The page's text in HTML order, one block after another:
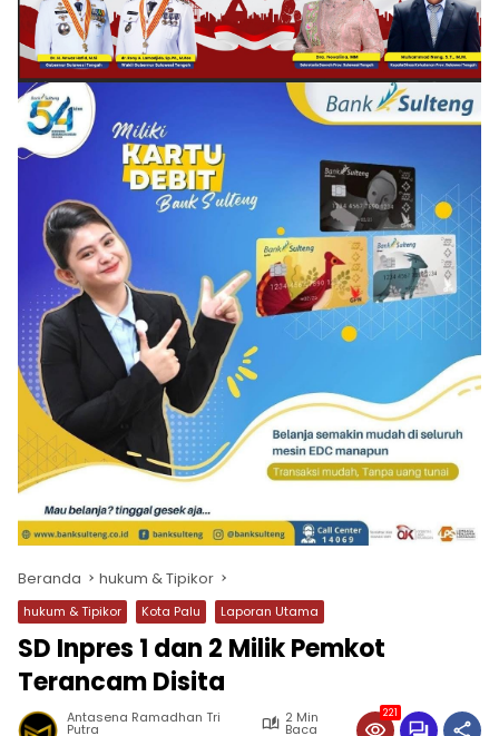
Beranda hukum & Tipikor
hukum & Tipikor Kota Palu Laporan Utama
SD Inpres 1 dan 2 Milik Pemkot
Terancam Disita
Antasena Ramadhan Tri
Putra
2 Min
Baca
221